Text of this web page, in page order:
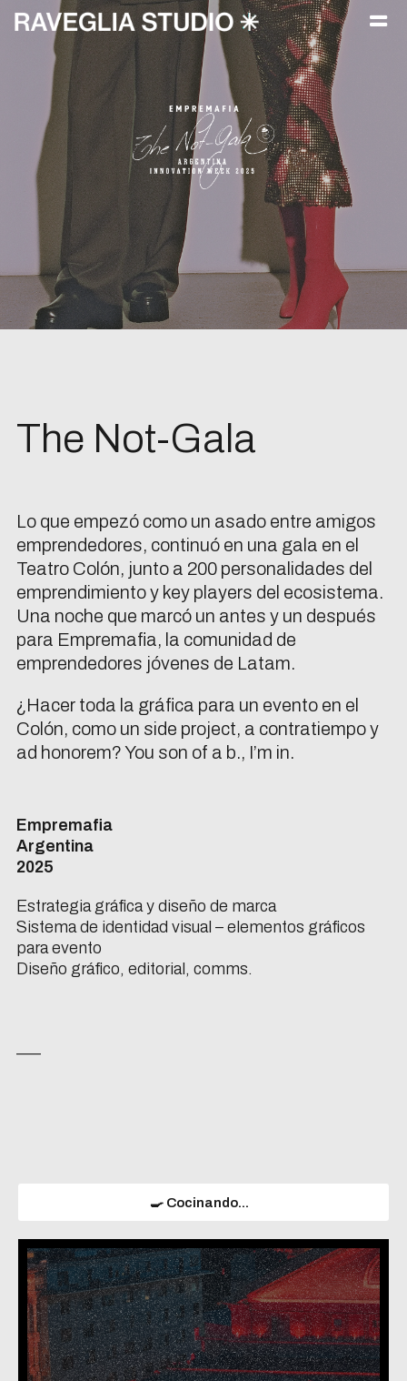
The Not-Gala
Lo que empezó como un asado entre amigos
emprendedores, continuó en una gala en el
Teatro Colón, junto a 200 personalidades del
emprendimiento y key players del ecosistema.
Una noche que marcó un antes y un después
para Empremafia, la comunidad de
emprendedores jóvenes de Latam.
¿Hacer toda la gráfica para un evento en el
Colón, como un side project, a contratiempo y
ad honorem? You son of a b., I’m in.
Empremafia
Argentina
2025
Estrategia gráfica y diseño de marca
Sistema de identidad visual – elementos gráficos
para evento
Diseño gráfico, editorial, comms.
🍳 Cocinando...